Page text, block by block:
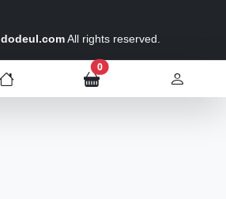
dodeul.comAll rights reserved.
0장바구니 담은 개수